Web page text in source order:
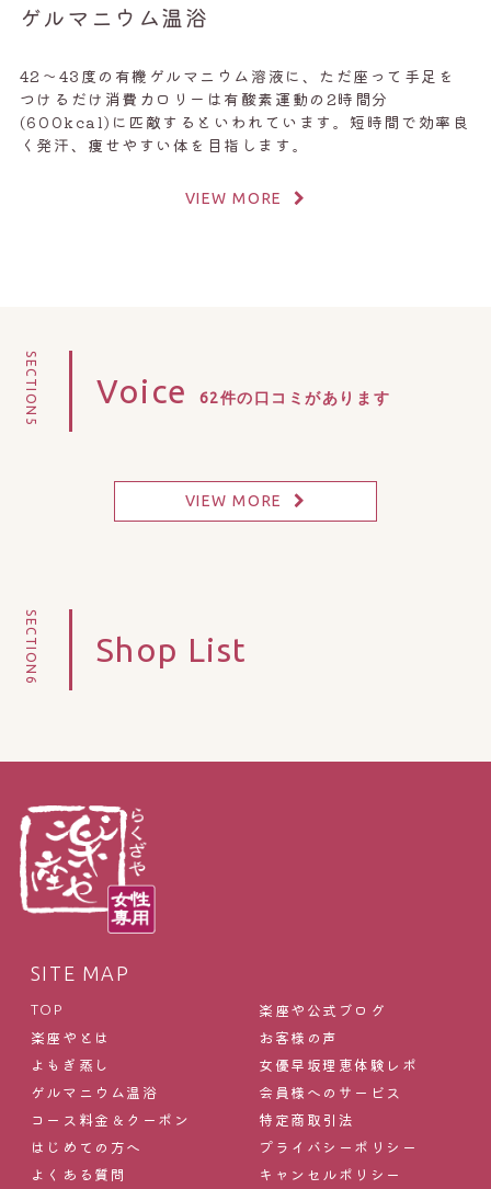
ゲルマニウム温浴
42～43度の有機ゲルマニウム溶液に、ただ座って手足を
つけるだけ消費カロリーは有酸素運動の2時間分
(600kcal)に匹敵するといわれています。短時間で効率良
く発汗、痩せやすい体を目指します。
VIEW MORE
Voice 62件の口コミがあります
SECTION5
VIEW MORE
Shop List
SECTION6
SITE MAP
TOP
楽座やとは
よもぎ蒸し
ゲルマニウム温浴
コース料金＆クーポン
はじめての方へ
よくある質問
楽座や公式ブログ
お客様の声
女優早坂理恵体験レポ
会員様へのサービス
特定商取引法
プライバシーポリシー
キャンセルポリシー